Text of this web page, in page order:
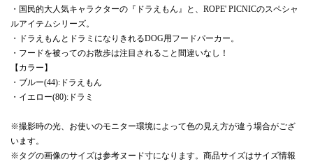
・国民的大人気キャラクターの『ドラえもん』と、ROPE' PICNICのスペシャ
ルアイテムシリーズ。
・ドラえもんとドラミになりきれるDOG用フードパーカー。
・フードを被ってのお散歩は注目されること間違いなし！
【カラー】
・ブルー(44):ドラえもん
・イエロー(80):ドラミ
※撮影時の光、お使いのモニター環境によって色の見え方が違う場合がござ
います。
※タグの画像のサイズは参考ヌード寸になります。商品サイズはサイズ情報